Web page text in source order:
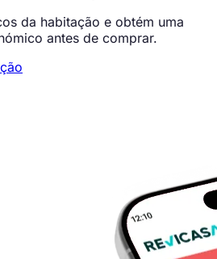
da habitação e obtém uma
antes de comprar.